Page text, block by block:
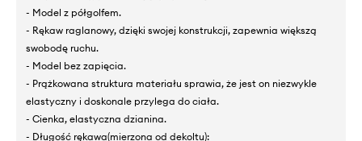
- Model z półgolfem.
- Rękaw raglanowy, dzięki swojej konstrukcji, zapewnia większą
swobodę ruchu.
- Model bez zapięcia.
- Prążkowana struktura materiału sprawia, że jest on niezwykle
elastyczny i doskonale przylega do ciała.
- Cienka, elastyczna dzianina.
- Długość rękawa(mierzona od dekoltu):